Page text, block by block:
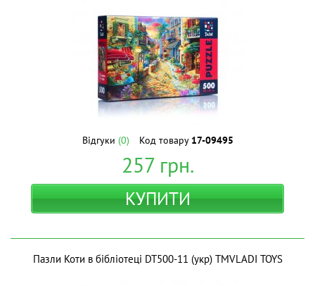
Відгуки (0) Код товару 17-09495
257грн.
КУПИТИ
Пазли Коти в бібліотеці DT500-11 (укр) ТМVLADI TOYS